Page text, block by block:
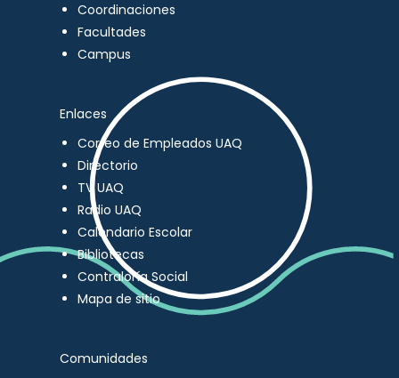
Coordinaciones
Facultades
Campus
Enlaces
Correo de Empleados UAQ
Directorio
TV UAQ
Radio UAQ
Calendario Escolar
Bibliotecas
Contraloría Social
Mapa de sitio
Comunidades